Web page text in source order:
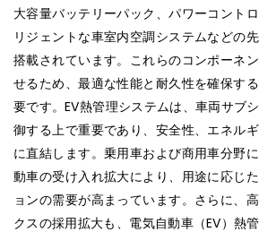
大容量バッテリーパック、パワーコント
リジェントな車室内空調システムなどの
搭載されています。これらのコンポーネ
せるため、最適な性能と耐久性を確保す
要です。EV熱管理システムは、車両サブ
御する上で重要であり、安全性、エネル
に直結します。乗用車および商用車分野
動車の受け入れ拡大により、用途に応じ
ョンの需要が高まっています。さらに、
クスの採用拡大も、電気自動車（EV）熱